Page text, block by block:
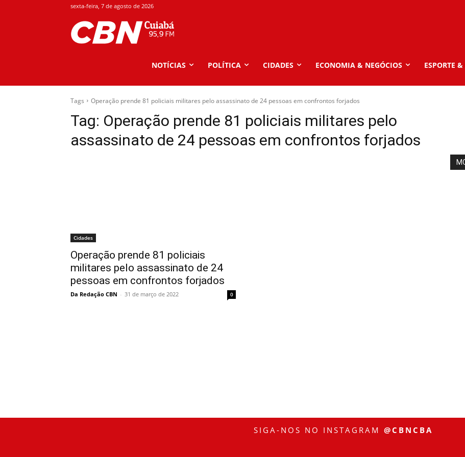
sexta-feira, 7 de agosto de 2026
NOTÍCIAS POLÍTICA CIDADES ECONOMIA & NEGÓCIOS ESPORTE
Tags Operação prende 81 policiais militares pelo assassinato de 24 pessoas em confrontos forjados
Tag: Operação prende 81 policiais militares pelo
assassinato de 24 pessoas em confrontos forjados
Cidades
Operação prende 81 policiais
militares pelo assassinato de 24
pessoas em confrontos forjados
Da Redação CBN - 31 de março de 2022 0
SIGA-NOS NO INSTAGRAM @CBNCBA